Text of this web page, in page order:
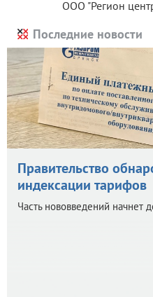
ООО "Регион
Последние новости
Правительство
индексации тарифов
Часть нововведений начнет